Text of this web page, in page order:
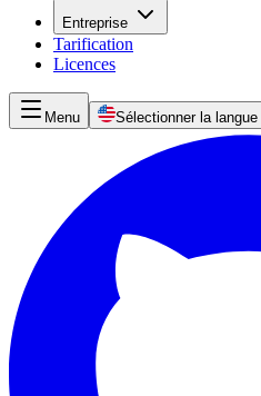
Entreprise
Tarification
Licences
Menu Sélectionner la langue